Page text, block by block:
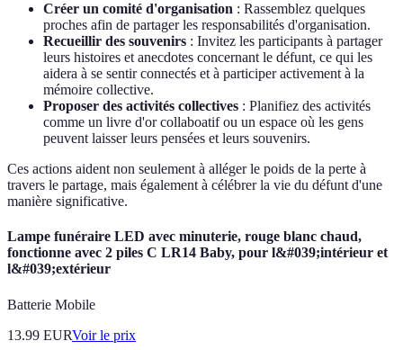
Créer un comité d'organisation : Rassemblez quelques
proches afin de partager les responsabilités d'organisation.
Recueillir des souvenirs : Invitez les participants à partager
leurs histoires et anecdotes concernant le défunt, ce qui les
aidera à se sentir connectés et à participer activement à la
mémoire collective.
Proposer des activités collectives : Planifiez des activités
comme un livre d'or collaboatif ou un espace où les gens
peuvent laisser leurs pensées et leurs souvenirs.
Ces actions aident non seulement à alléger le poids de la perte à
travers le partage, mais également à célébrer la vie du défunt d'une
manière significative.
Lampe funéraire LED avec minuterie, rouge blanc chaud,
fonctionne avec 2 piles C LR14 Baby, pour l&#039;intérieur et
l&#039;extérieur
Batterie Mobile
13.99 EURVoir le prix